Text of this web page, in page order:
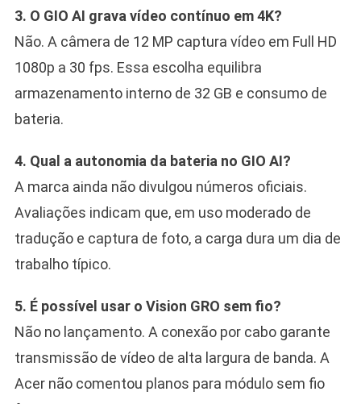
3. O GIO AI grava vídeo contínuo em 4K?
Não. A câmera de 12 MP captura vídeo em Full HD
1080p a 30 fps. Essa escolha equilibra
armazenamento interno de 32 GB e consumo de
bateria.
4. Qual a autonomia da bateria no GIO AI?
A marca ainda não divulgou números oficiais.
Avaliações indicam que, em uso moderado de
tradução e captura de foto, a carga dura um dia de
trabalho típico.
5. É possível usar o Vision GRO sem fio?
Não no lançamento. A conexão por cabo garante
transmissão de vídeo de alta largura de banda. A
Acer não comentou planos para módulo sem fio